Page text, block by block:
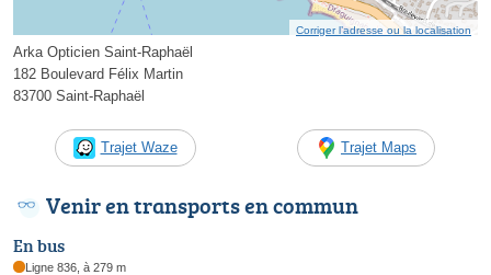
Corriger l’adresse ou la localisation
Arka Opticien Saint-Raphaël
182 Boulevard Félix Martin
83700 Saint-Raphaël
Trajet Waze Trajet Maps
Venir en transports en commun
En bus
Ligne 836, à 279 m